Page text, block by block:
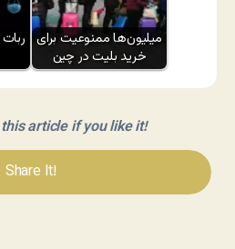
میلیون‌ها ممنوعیت برای
خرید بلیت در چین
article if you like it!
Share It!